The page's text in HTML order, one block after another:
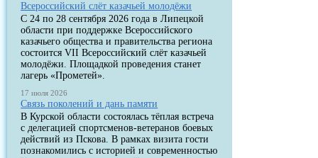
Всероссийский слёт казачьей молодёжи
С 24 по 28 сентября 2026 года в Липецкой
области при поддержке Всероссийского
казачьего общества и правительства региона
состоится VII Всероссийский слёт казачьей
молодёжи. Площадкой проведения станет
лагерь «Прометей».
17 июля 2026
Связь поколений и дань памяти
В Курской области состоялась тёплая встреча
с делегацией спортсменов-ветеранов боевых
действий из Пскова. В рамках визита гости
познакомились с историей и современностью